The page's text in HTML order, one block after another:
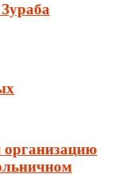
организацию